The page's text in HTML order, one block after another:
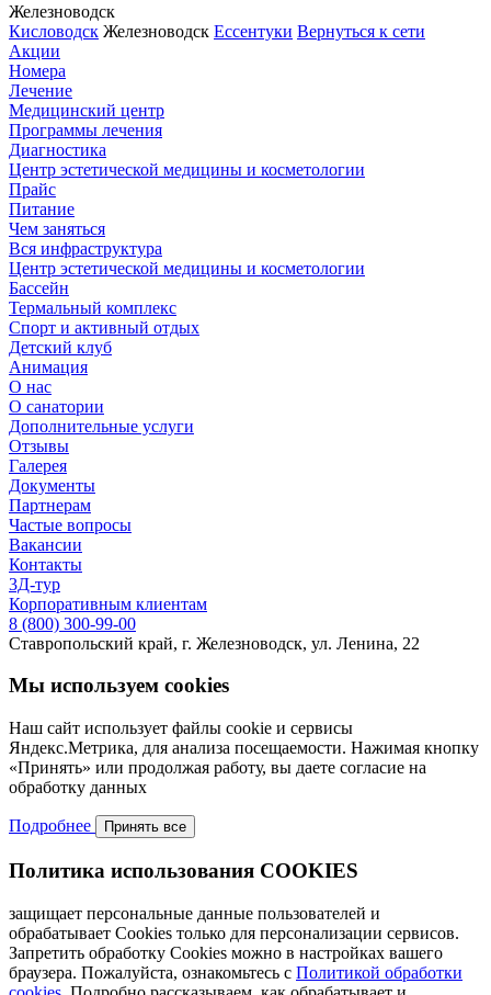
Железноводск
Кисловодск Железноводск Ессентуки Вернуться к сети
Акции
Номера
Лечение
Медицинский центр
Программы лечения
Диагностика
Центр эстетической медицины и косметологии
Прайс
Питание
Чем заняться
Вся инфраструктура
Центр эстетической медицины и косметологии
Бассейн
Термальный комплекс
Спорт и активный отдых
Детский клуб
Анимация
О нас
О санатории
Дополнительные услуги
Отзывы
Галерея
Документы
Партнерам
Частые вопросы
Вакансии
Контакты
3Д-тур
Корпоративным клиентам
8 (800) 300-99-00
Ставропольский край, г. Железноводск, ул. Ленина, 22
Мы используем cookies
Наш сайт использует файлы cookie и сервисы
Яндекс.Метрика, для анализа посещаемости. Нажимая кнопку
«Принять» или продолжая работу, вы даете согласие на
обработку данных
Подробнее Принять все
Политика использования COOKIES
защищает персональные данные пользователей и
обрабатывает Cookies только для персонализации сервисов.
Запретить обработку Cookies можно в настройках вашего
браузера. Пожалуйста, ознакомьтесь с Политикой обработки